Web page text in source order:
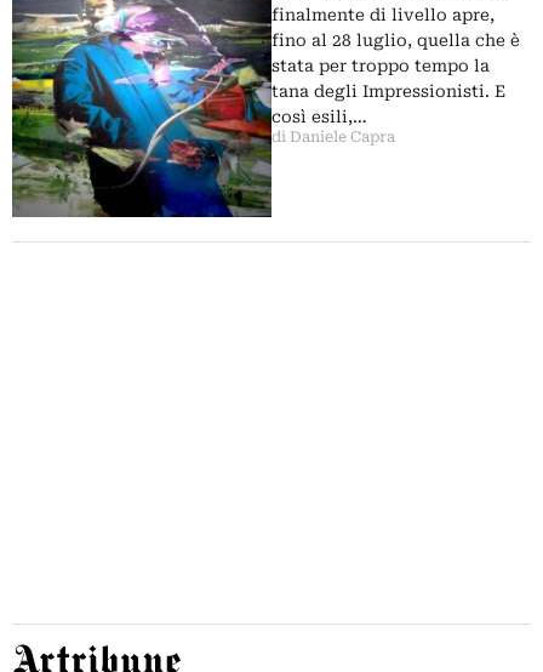
finalmente di livello apre,
fino al 28 luglio, quella che è
stata per troppo tempo la
tana degli Impressionisti. E
così esili,…
di Daniele Capra
Artribune